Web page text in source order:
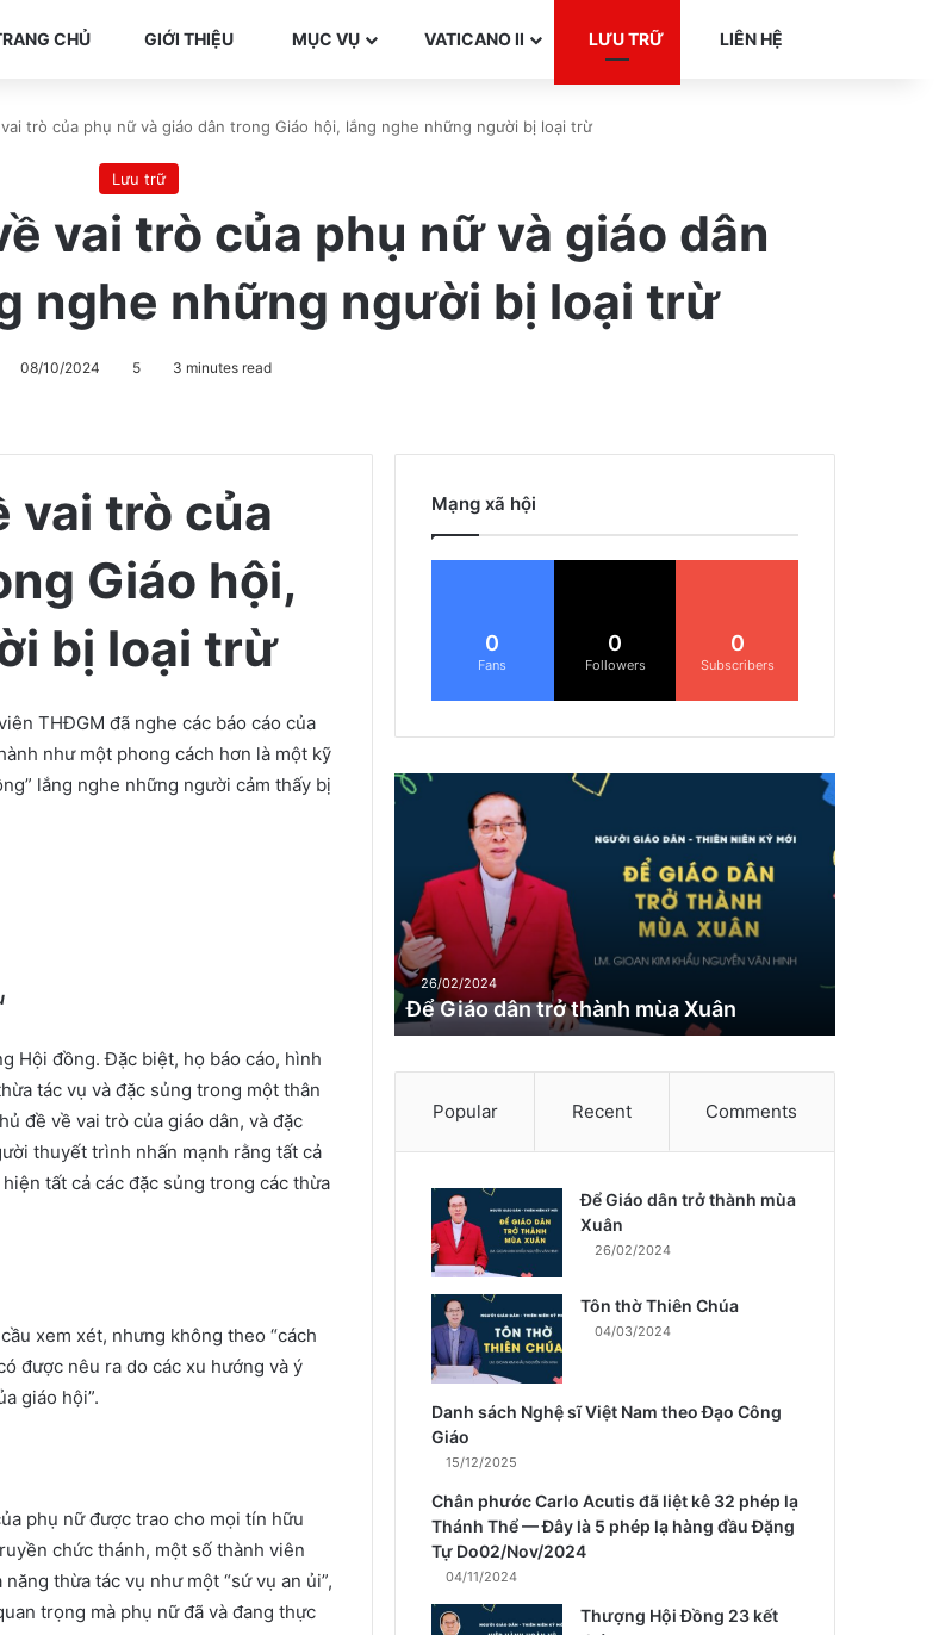
CHỦ GIỚI THIỆU MỤC VỤ VATICANO II LƯU TRỮ LIÊN HỆ
trò của phụ nữ và giáo dân trong Giáo hội, lắng nghe những người bị loại trừ
Lưu trữ
vai trò của phụ nữ và giáo dân
nghe những người bị loại trừ
08/10/2024 5 3 minutes read
vai trò của
Giáo hội,
bị loại trừ
THĐGM đã nghe các báo cáo của
như một phong cách hơn là một kỹ
lắng nghe những người cảm thấy bị
Hội đồng. Đặc biệt, họ báo cáo, hình
tác vụ và đặc sủng trong một thân
đề về vai trò của giáo dân, và đặc
thuyết trình nhấn mạnh rằng tất cả
tất cả các đặc sủng trong các thừa
xem xét, nhưng không theo “cách
được nêu ra do các xu hướng và ý
giáo hội”.
phụ nữ được trao cho mọi tín hữu
chức thánh, một số thành viên
thừa tác vụ như một “sứ vụ an ủi”,
trọng mà phụ nữ đã và đang thực
Mạng xã hội
0
Fans
0
Followers
0
Subscribers
Đ
ể
d
â
n
t
r
26/02/2024
Để Giáo dân trở thành mùa Xuân
Popular Recent Comments
Để Giáo dân trở thành mùa
Xuân
26/02/2024
Tôn thờ Thiên Chúa
04/03/2024
Danh sách Nghệ sĩ Việt Nam theo Đạo Công
Giáo
15/12/2025
Chân phước Carlo Acutis đã liệt kê 32 phép lạ
Thánh Thể — Đây là 5 phép lạ hàng đầu Đặng
Tự Do02/Nov/2024
04/11/2024
Thượng Hội Đồng 23 kết